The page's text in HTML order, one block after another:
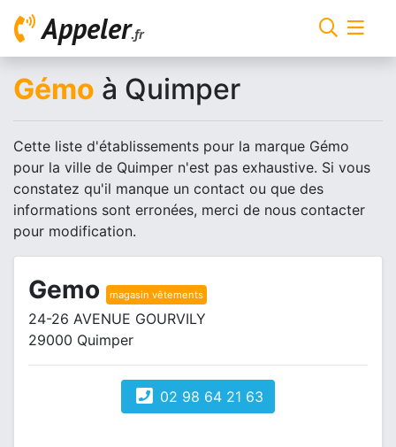
Appeler.fr
Gémo à Quimper
Cette liste d'établissements pour la marque Gémo
pour la ville de Quimper n'est pas exhaustive. Si vous
constatez qu'il manque un contact ou que des
informations sont erronées, merci de nous contacter
pour modification.
Gemo magasin vêtements
24-26 AVENUE GOURVILY
29000 Quimper
02 98 64 21 63